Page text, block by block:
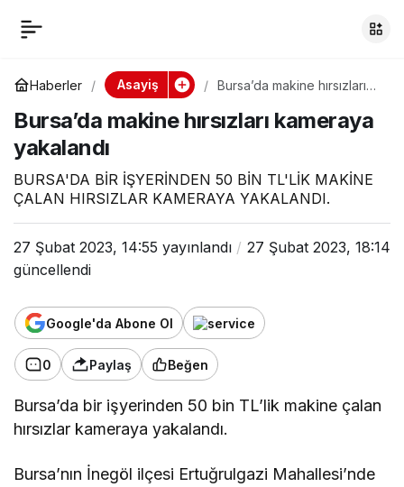
Haberler Asayiş
Bursa’da makine hırsızları
Bursa’da makine hırsızları kameraya
yakalandı
BURSA'DA BİR İŞYERİNDEN 50 BİN TL'LİK MAKİNE
ÇALAN HIRSIZLAR KAMERAYA YAKALANDI.
27 Şubat 2023, 14:55 yayınlandı
27 Şubat 2023, 18:14
güncellendi
Google'da Abone Ol
0 Paylaş Beğen
Bursa’da bir işyerinden 50 bin TL’lik makine çalan
hırsızlar kameraya yakalandı.
Bursa’nın İnegöl ilçesi Ertuğrulgazi Mahallesi’nde
Bursa’da makine
hırsızları kameraya
yakalandı